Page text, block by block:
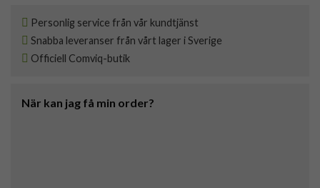
Personlig service från vår kundtjänst
Snabba leveranser från vårt lager i Sverige
Officiell Comviq-butik
När kan jag få min order?